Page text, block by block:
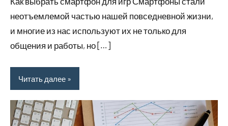
неотъемлемой частью нашей повседневной жизни,
и многие из нас используют их не только для
общения и работы, но […]
Читать далее